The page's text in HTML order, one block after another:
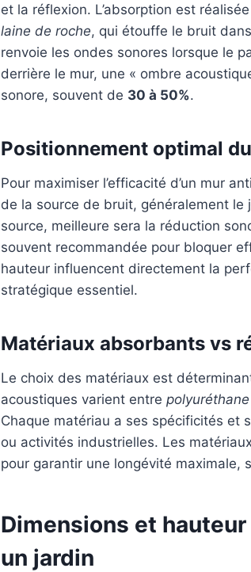
et la réflexion. L’absorption est
laine de roche, qui étouffe le bruit
renvoie les ondes sonores lorsque le
derrière le mur, une « ombre
sonore, souvent de 30 à 50%.
Positionnement optimal
Pour maximiser l’efficacité d’un mur
de la source de bruit, généralement
source, meilleure sera la réduction
souvent recommandée pour bloquer
hauteur influencent directement la
stratégique essentiel.
Matériaux absorbants vs
Le choix des matériaux est
acoustiques varient entre
Chaque matériau a ses spécificités et
ou activités industrielles. Les
pour garantir une longévité maximale,
Dimensions et
un jardin